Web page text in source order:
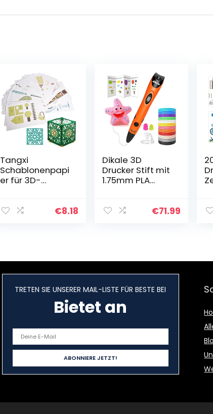
Tangxi
Schablonenpapi
er für 3D-
Drucker
€8.18
Dikale 3D
Drucker Stift mit
1.75mm PLA
Farbe 3M, 3D
€71.99
TRETEN SIE UNSERER MAIL-LISTE FÜR BESTE BEI
Bietet an